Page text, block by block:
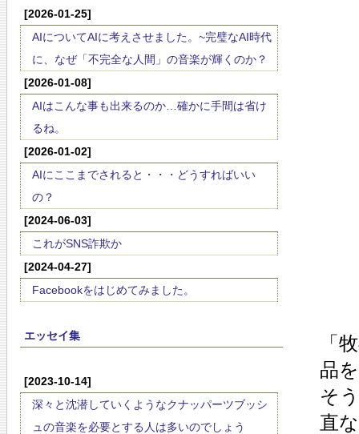
[2026-01-25]
AIについてAIに考えさせました。~完璧なAI時代
に、なぜ「不完全な人間」の音楽が輝くのか？
[2026-01-08]
AIはこんな事も出来るのか…確かに手間は省け
るね。
[2026-01-02]
AIにここまでされると・・・どうすればいい
の？
[2024-06-03]
これがSNS詐欺か
[2024-04-27]
Facebookをはじめてみました。
エッセイ集
[2023-10-14]
深々と沈潜していくようなクナッパーツブッシ
ュの音楽を必要とする人は多いのでしょう
「
品
そ
直